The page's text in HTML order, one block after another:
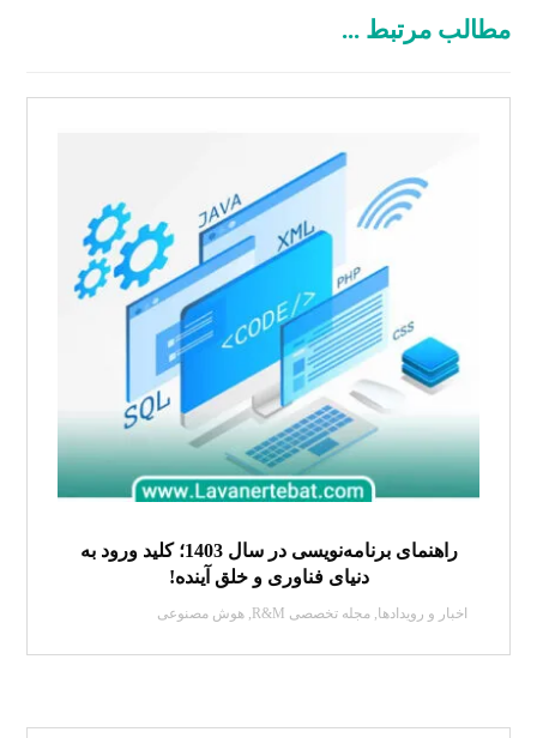
مطالب مرتبط ...
راهنمای برنامه‌نویسی در سال 1403؛ کلید ورود به
دنیای فناوری و خلق آینده!
اخبار و رویدادها,مجله تخصصی R&M ,هوش مصنوعی